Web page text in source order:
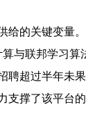
给的关键变
与联邦学习
聘超过半年
撑了该平台的